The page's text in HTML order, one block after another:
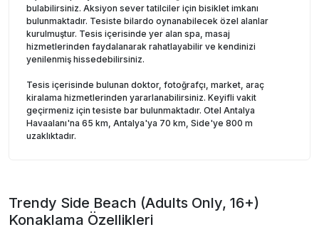
bulabilirsiniz. Aksiyon sever tatilciler için bisiklet imkanı
bulunmaktadır. Tesiste bilardo oynanabilecek özel alanlar
kurulmuştur. Tesis içerisinde yer alan spa, masaj
hizmetlerinden faydalanarak rahatlayabilir ve kendinizi
yenilenmiş hissedebilirsiniz.
Tesis içerisinde bulunan doktor, fotoğrafçı, market, araç
kiralama hizmetlerinden yararlanabilirsiniz. Keyifli vakit
geçirmeniz için tesiste bar bulunmaktadır. Otel Antalya
Havaalanı'na 65 km, Antalya'ya 70 km, Side'ye 800 m
uzaklıktadır.
Trendy Side Beach (Adults Only, 16+)
Konaklama Özellikleri